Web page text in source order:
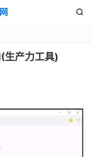

产力工具)